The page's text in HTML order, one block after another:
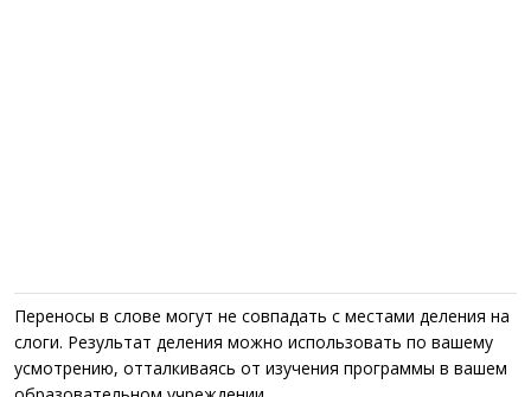
Переносы в слове могут не совпадать с местами деления на
слоги. Результат деления можно использовать по вашему
усмотрению, отталкиваясь от изучения программы в вашем